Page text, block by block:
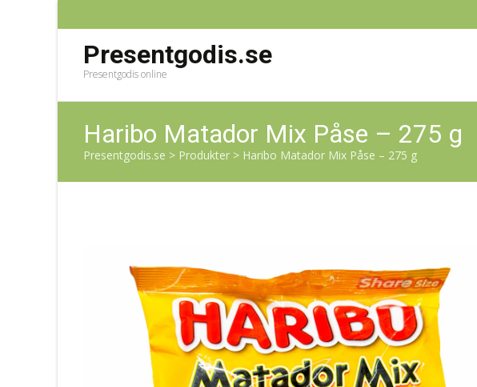
Presentgodis.se
Presentgodis online
Haribo Matador Mix Påse – 275 g
Presentgodis.se > Produkter > Haribo Matador Mix Påse – 275 g